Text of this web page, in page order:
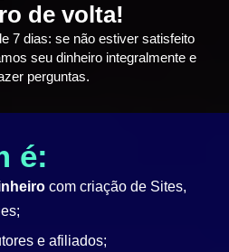
de volta!
7 dias: se não estiver satisfeito
seu dinheiro integralmente e
perguntas.
é:
com criação de Sites,
e afiliados;